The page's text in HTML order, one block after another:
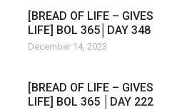
[BREAD OF LIFE – GIVES
LIFE] BOL 365│DAY 348
December 14, 2023
[BREAD OF LIFE – GIVES
LIFE] BOL 365 │DAY 222